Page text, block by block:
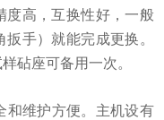
度高，互换性好，一般
手）就能完成更换。
砧座可备用一次。
维护方便。 主机设有